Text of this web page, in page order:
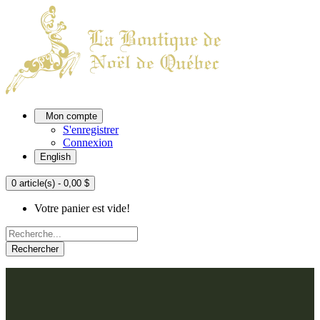
Mon compte
S'enregistrer
Connexion
English
0 article(s) - 0,00 $
Votre panier est vide!
Rechercher